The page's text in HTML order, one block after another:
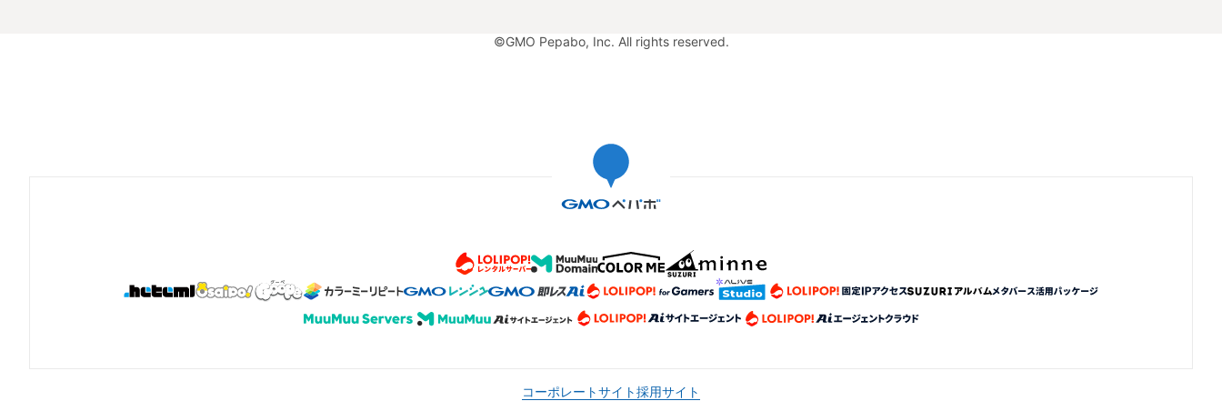
©GMO Pepabo, Inc. All rights reserved.
コーポレートサイト採用サイト